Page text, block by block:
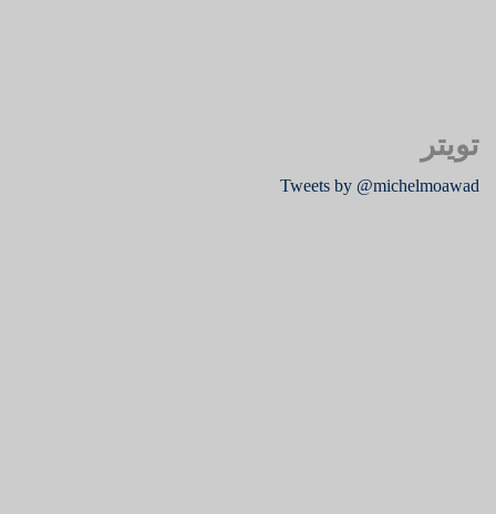
تويتر
Tweets by @michelmoawad